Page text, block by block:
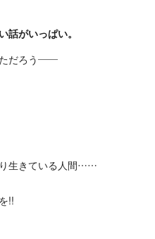
がいっぱい。
ただろう――
生きている人間……
!!